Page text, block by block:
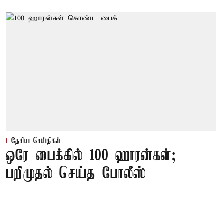
தேசிய செய்திகள்
ஒரே பைக்கில் 100 ஹாரன்கள்;
பறிமுதல் செய்த போலீஸ்